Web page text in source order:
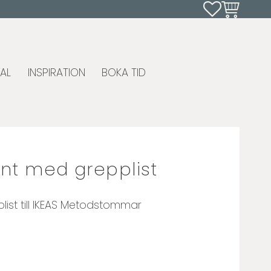
Favoriter
Kundvagn
INSPIRATION BOKA TID
med grepplist
till IKEAS Metodstommar